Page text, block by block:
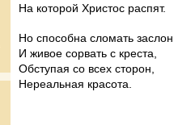
На которой Христос распят.
Но способна сломать заслон
И живое сорвать с креста,
Обступая со всех сторон,
Нереальная красота.